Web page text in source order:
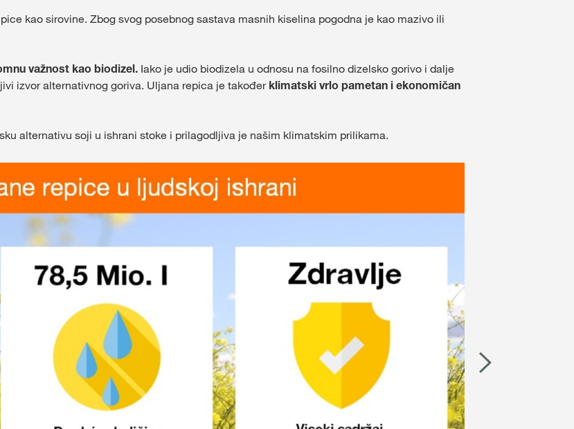
kao sirovine. Zbog svog posebnog sastava masnih kiselina pogodna je kao mazivo ili
važnost kao biodizel. Iako je udio biodizela u odnosu na fosilno dizelsko gorivo i dalje
izvor alternativnog goriva. Uljana repica je takođerklimatski vrlo pametan i ekonomičan
alternativu soji u ishrani stoke i prilagodljiva je našim klimatskim prilikama.